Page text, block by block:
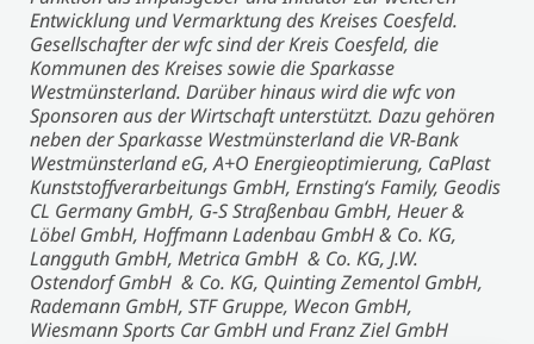
Entwicklung und Vermarktung des Kreises Coesfeld.
Gesellschafter der wfc sind der Kreis Coesfeld, die
Kommunen des Kreises sowie die Sparkasse
Westmünsterland. Darüber hinaus wird die wfc von
Sponsoren aus der Wirtschaft unterstützt. Dazu gehören
neben der Sparkasse Westmünsterland die VR-Bank
Westmünsterland eG, A+O Energieoptimierung, CaPlast
Kunststoffverarbeitungs GmbH, Ernsting‘s Family, Geodis
CL Germany GmbH, G-S Straßenbau GmbH, Heuer &
Löbel GmbH, Hoffmann Ladenbau GmbH & Co. KG,
Langguth GmbH, Metrica GmbH & Co. KG, J.W.
Ostendorf GmbH & Co. KG, Quinting Zementol GmbH,
Rademann GmbH, STF Gruppe, Wecon GmbH,
Wiesmann Sports Car GmbH und Franz Ziel GmbH